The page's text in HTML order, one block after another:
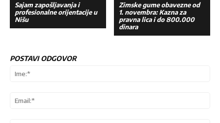
Sajam zapošljavanja i
profesionalne orijentacije u
Nišu
Zimske gume obavezne od
1. novembra: Kazna za
pravna lica i do 800.000
dinara
POSTAVI ODGOVOR